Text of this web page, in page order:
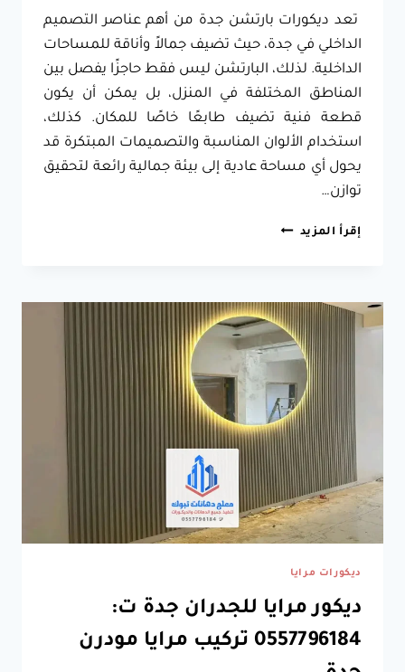
تعد ديكورات بارتشن جدة من أهم عناصر التصميم
الداخلي في جدة، حيث تضيف جمالاً وأناقة للمساحات
الداخلية. لذلك، البارتشن ليس فقط حاجزًا يفصل بين
المناطق المختلفة في المنزل، بل يمكن أن يكون
قطعة فنية تضيف طابعًا خاصًا للمكان. كذلك،
استخدام الألوان المناسبة والتصميمات المبتكرة قد
يحول أي مساحة عادية إلى بيئة جمالية رائعة لتحقيق
توازن…
إقرأ المزيد ديكورات
0557796184
بارتشن
خشب
مودرن
جدة
ديكورات مرايا
ديكور مرايا للجدران جدة ت:
0557796184 تركيب مرايا مودرن